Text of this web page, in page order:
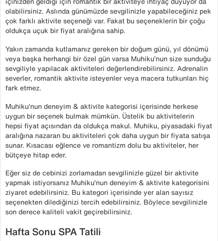
olabilirsiniz. Aslında günümüzde sevgilinizle yapabileceğiniz pek
çok farklı aktivite seçeneği var. Fakat bu seçeneklerin bir çoğu
oldukça uçuk bir fiyat aralığına sahip.
Yakın zamanda kutlamanız gereken bir doğum günü, yıl dönümü
veya başka herhangi bir özel gün varsa Muhiku’nun size sunduğu
sevgiliyle yapılacak aktiviteleri değerlendirebilirsiniz. Adrenalin
severler, romantik aktivite isteyenler veya macera tutkunları hiç
fark etmez.
Muhiku’nun deneyim & aktivite kategorisi içerisinde herkese
uygun bir seçenek bulmak mümkün. Üstelik bu aktivitelerin
hepsi fiyat açısından da oldukça makul. Muhiku, piyasadaki fiyat
aralığına nazaran bu aktiviteleri çok daha uygun bir fiyata satışa
sunar. Kısacası eğlence ve romantizm dolu bu aktiviteler, her
bütçeye hitap eder.
Eğer siz de cebinizi zorlamadan sevgilinizle güzel bir aktivite
yapmak istiyorsanız Muhiku’nun deneyim & aktivite kategorisini
ziyaret edebilirsiniz. Bu kategori içerisinde yer alan sayısız
seçenekten dilediğinizi tercih edebilirsiniz. Böylece sevgilinizle
son derece kaliteli vakit geçirebilirsiniz.
Hafta Sonu SPA Tatili